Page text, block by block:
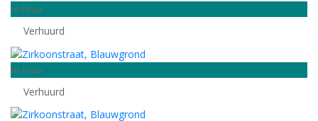
te huur
Verhuurd
te huur
Verhuurd